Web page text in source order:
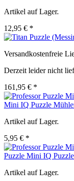
Artikel auf Lager.
12,95 € *
Versandkostenfreie
Derzeit leider nicht
161,95 € *
Mini IQ Puzzle
Artikel auf Lager.
5,95 € *
Puzzle Mini IQ
Artikel auf Lager.